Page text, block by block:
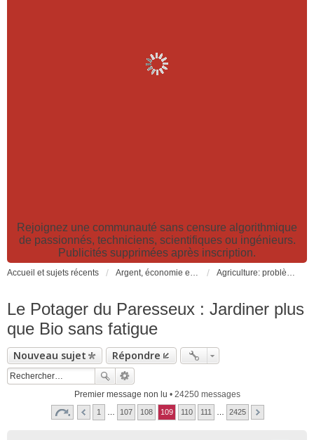
Rejoignez une communauté sans censure algorithmique
de passionnés, techniciens, scientifiques ou ingénieurs.
Publicités supprimées après inscription.
Accueil et sujets récents Argent, économie et finance. Alimentation et agriculture. Développement durable, pollution de l'air et catastrophes. Gestion des déchets. Agriculture: problèmes et pollutions, nouvelles techniques et solutions
Le Potager du Paresseux : Jardiner plus
que Bio sans fatigue
Nouveau sujet Répondre
Premier message non lu • 24250 messages
1 107 108 109 110 111 2425